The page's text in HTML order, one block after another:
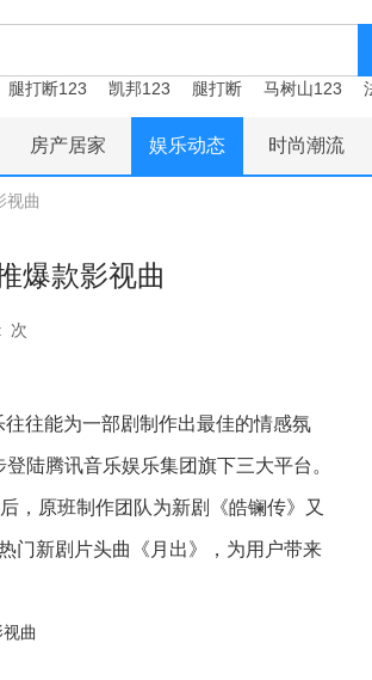
腿打断123 凯邦123 腿打断 马树山123
房产居家 娱乐动态 时尚潮流
视曲
爆款影视曲
次
往能为一部剧制作出最佳的情感氛
陆腾讯音乐娱乐集团旗下三大平台。
原班制作团队为新剧《皓镧传》又
门新剧片头曲《月出》，为用户带来